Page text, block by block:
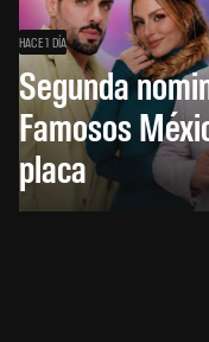
HACE 1 DÍA
Segunda
Famosos
placa